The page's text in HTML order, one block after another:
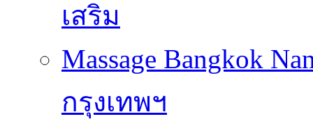
เสริม
Massage Bangkok
กรุงเทพฯ